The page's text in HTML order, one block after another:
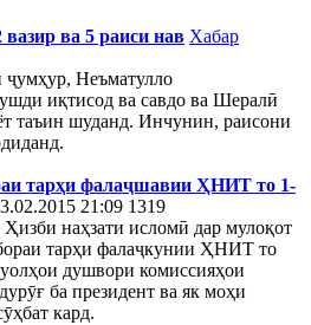
ва 5 раиси нав Хабар
Неъматулло
иқтисод ва савдо ва Шералӣ
таъин шуданд. Инчунин, раисони
тарҳи фалаҷшавии ҲНИТ то 1-
21:09 1319
наҳзати исломӣ дар мулоқот
тарҳи фалаҷкунии ҲНИТ то
душвори комиссияҳои
ба президент ва як моҳи
кард.